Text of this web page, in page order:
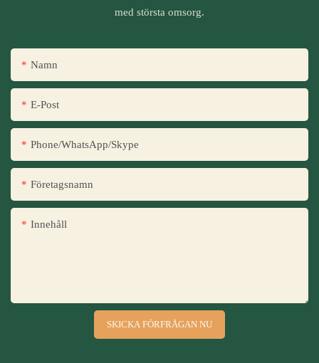
med största omsorg.
Namn
E-Post
Phone/WhatsApp/Skype
Företagsnamn
Innehåll
SKICKA FÖRFRÅGAN NU